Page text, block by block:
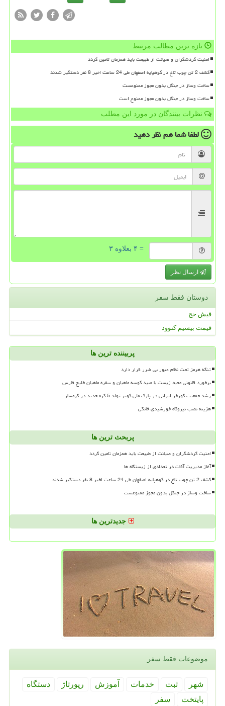
تازه ترین مطالب مرتبط
امنیت گردشگران و صیانت از طبیعت باید همزمان تامین گردد
کشف 2 تن چوب تاغ در کوهپایه اصفهان طی 24 ساعت اخیر 8 نفر دستگیر شدند
ساخت وساز در جنگل بدون مجوز ممنوعست
ساخت وساز در جنگل بدون مجوز ممنوع است
نظرات بینندگان در مورد این مطلب
لطفا شما همنظر دهید
= ۴ بعلاوه ۳
ارسال نظر
دوستان فقط سفر
فیش حج
قیمت بیسیم کنوود
پربیننده ترین ها
تنگه هرمز تحت نظام عبور بی ضرر قرار دارد
برخورد قانونی محیط زیست با صید کوسه ماهیان و سفره ماهیان خلیج فارس
رشد جمعیت گورخر ایرانی در پارک ملی کویر تولد 5 کره جدید در گرمسار
هزینه نصب نیروگاه خورشیدی خانگی
پربحث ترین ها
امنیت گردشگران و صیانت از طبیعت باید همزمان تامین گردد
آغاز مدیریت آفات در تعدادی از زیستگاه ها
کشف 2 تن چوب تاغ در کوهپایه اصفهان طی 24 ساعت اخیر 8 نفر دستگیر شدند
ساخت وساز در جنگل بدون مجوز ممنوعست
جدیدترین ها
موضوعات فقط سفر
شهر ثبت خدمات آموزش رپورتاژ
دستگاه
پایتخت
سفر